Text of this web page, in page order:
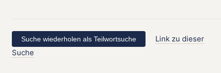
Link zu dieser
Suche